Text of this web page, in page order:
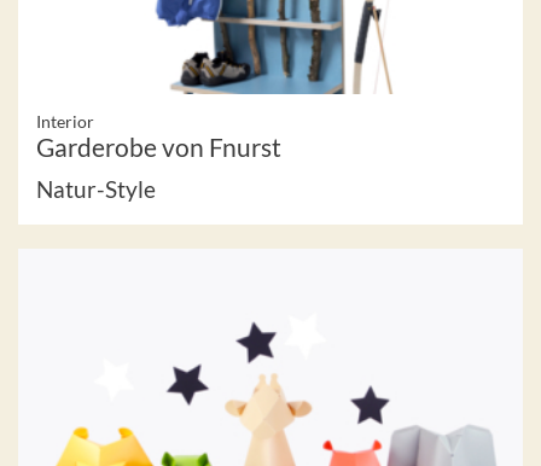
Interior
Garderobe von Fnurst
Natur-Style